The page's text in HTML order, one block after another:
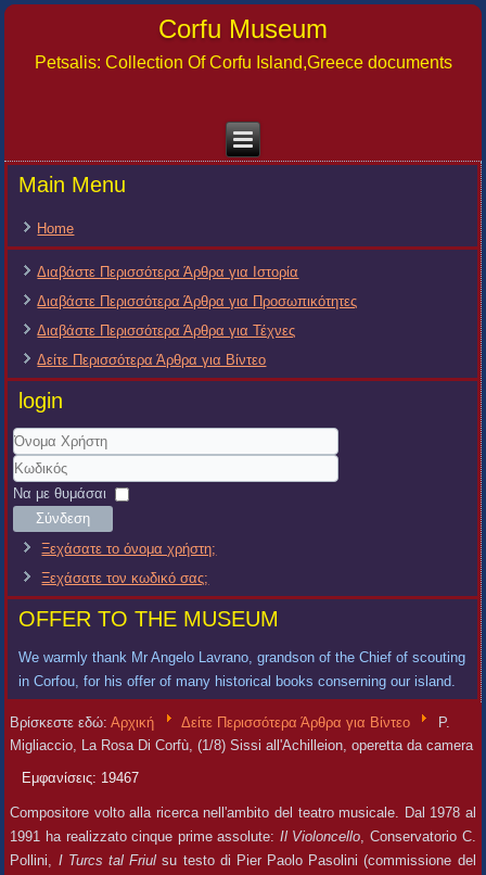
Corfu Museum
Petsalis: Collection Of Corfu Island,Greece documents
Main Menu
Home
Διαβάστε Περισσότερα Άρθρα για Ιστορία
Διαβάστε Περισσότερα Άρθρα για Προσωπικότητες
Διαβάστε Περισσότερα Άρθρα για Τέχνες
Δείτε Περισσότερα Άρθρα για Βίντεο
login
Όνομα
Χρήστη
Κωδικός
Να με θυμάσαι
Σύνδεση
Ξεχάσατε το όνομα χρήστη;
Ξεχάσατε τον κωδικό σας;
OFFER TO THE MUSEUM
We warmly thank Mr Angelo Lavrano, grandson of the Chief of scouting
in Corfou, for his offer of many historical books conserning our island.
Βρίσκεστε εδώ:Αρχική Δείτε Περισσότερα Άρθρα για Βίντεο
P.
Migliaccio, La Rosa Di Corfù, (1/8) Sissi all'Achilleion, operetta da camera
Εμφανίσεις: 19467
Compositore volto alla ricerca nell'ambito del teatro musicale. Dal 1978 al
1991 ha realizzato cinque prime assolute: Il Violoncello, Conservatorio C.
Pollini, I Turcs tal Friul su testo di Pier Paolo Pasolini (commissione del